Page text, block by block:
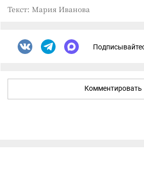
Текст: Мария Иванова
Комментировать